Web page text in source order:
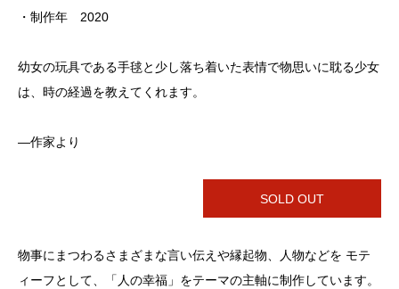
・制作年 2020
幼女の玩具である手毬と少し落ち着いた表情で物思いに耽る少女
は、時の経過を教えてくれます。
―作家より
SOLD OUT
物事にまつわるさまざまな言い伝えや縁起物、人物などを モテ
ィーフとして、「人の幸福」をテーマの主軸に制作しています。